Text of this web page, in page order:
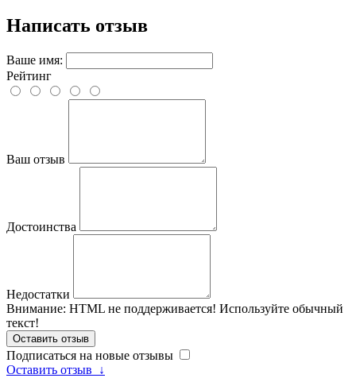
Написать отзыв
Ваше имя:
Рейтинг
Ваш отзыв
Достоинства
Недостатки
Внимание: HTML не поддерживается! Используйте обычный
текст!
Оставить отзыв
Подписаться на новые отзывы
Оставить отзыв
↓